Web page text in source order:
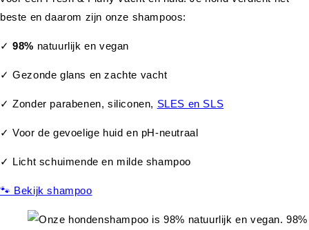
beste en daarom zijn onze shampoos:
✓98% natuurlijk en vegan
✓ Gezonde glans en zachte vacht
✓ Zonder parabenen, siliconen, SLES en SLS
✓ Voor de gevoelige huid en pH-neutraal
✓ Licht schuimende en milde shampoo
🐾 Bekijk shampoo